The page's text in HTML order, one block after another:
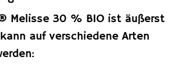
Melisse 30 % BIO ist äußerst
auf verschiedene Arten